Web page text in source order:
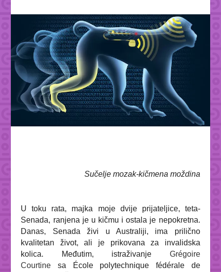
Sučelje mozak-kičmena moždina
U toku rata, majka moje dvije prijateljice, teta-
Senada, ranjena je u kičmu i ostala je nepokretna.
Danas, Senada živi u Australiji, ima prilično
kvalitetan život, ali je prikovana za invalidska
kolica. Međutim, istraživanje Grégoire
Courtine sa
École polytechnique fédérale de